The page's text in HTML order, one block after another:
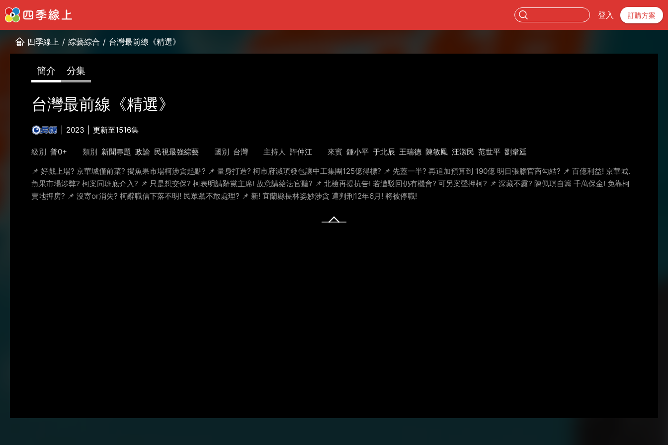
登入 訂購方案
四季線上 / 綜藝綜合 / 台灣最前線《精選》
簡介 分集
台灣最前線《精選》
2023 更新至1516集
級別 普0+ 類別 新聞專題 政論 民視最強綜藝 國別 台灣 主持人 許仲江 來賓 鍾小平 于北辰 王瑞德 陳敏鳳 汪潔民 范世平 劉韋廷
📌 好戲上場? 京華城僅前菜? 揭魚果市場柯涉貪起點? 📌 量身打造? 柯市府減項發包讓中工集團125億得標? 📌 先蓋一半? 再追加預算到 190億 明目張膽官商勾結? 📌 百億利益! 京華城.
魚果市場涉弊? 柯案同班底介入? 📌 只是想交保? 柯表明請辭黨主席! 故意講給法官聽? 📌 北檢再提抗告! 若遭駁回仍有機會? 可另案聲押柯? 📌 深藏不露? 陳佩琪自籌 千萬保金! 免靠柯
賣地押房? 📌 沒寄or消失? 柯辭職信下落不明! 民眾黨不敢處理? 📌 新! 宜蘭縣長林姿妙涉貪 遭判刑12年6月! 將被停職!